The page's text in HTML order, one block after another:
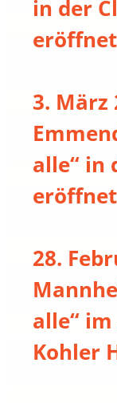
in der
eröffnet
3. März
alle“ in
eröffnet
28.
alle“
Kohler